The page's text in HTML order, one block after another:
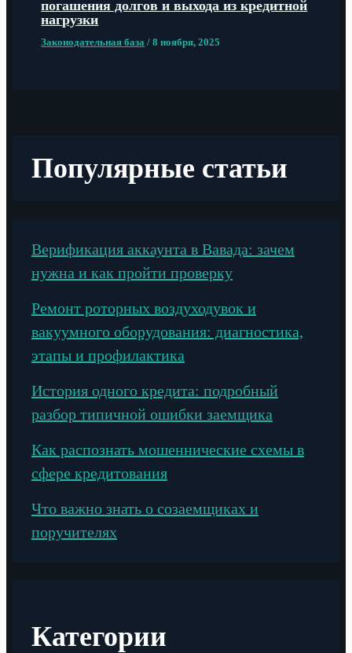
погашения долгов и выхода из кредитной
нагрузки
Законодательная база /8 ноября, 2025
Популярные статьи
Верификация аккаунта в Вавада: зачем
нужна и как пройти проверку
Ремонт роторных воздуходувок и
вакуумного оборудования: диагностика,
этапы и профилактика
История одного кредита: подробный
разбор типичной ошибки заемщика
Как распознать мошеннические схемы в
сфере кредитования
Что важно знать о созаемщиках и
поручителях
Категории